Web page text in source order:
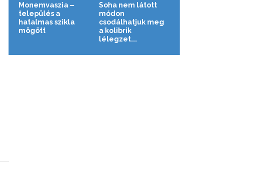
Monemvaszia –
település a
hatalmas szikla
mögött
Soha nem látott
módon
csodálhatjuk meg
a kolibrik
lélegzet...